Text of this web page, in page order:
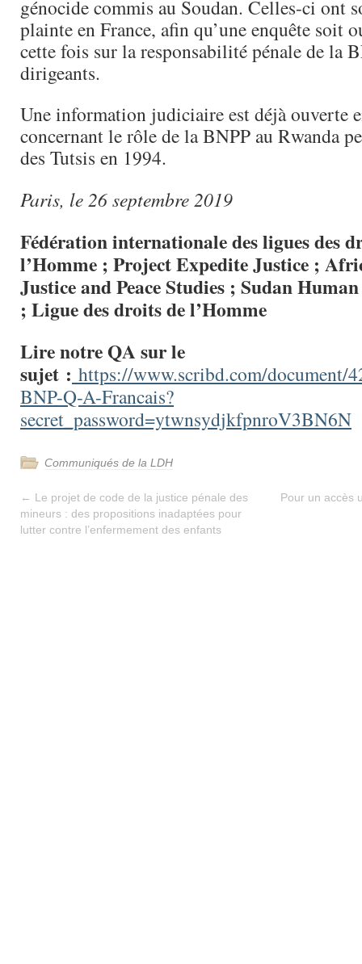
génocide commis au Soudan. Celles-ci ont
plainte en France, afin qu’une enquête soit
cette fois sur la responsabilité pénale de la
dirigeants.
Une information judiciaire est déjà ouverte
concernant le rôle de la BNPP au Rwanda
des Tutsis en 1994.
Paris, le 26 septembre 2019
Fédération internationale des ligues des
l’Homme ; Project Expedite Justice ;
Justice and Peace Studies ; Sudan
; Ligue des droits de l’Homme
Lire notre QA sur le
sujet : https://www.scribd.com/document/
BNP-Q-A-Francais?
secret_password=ytwnsydjkfpnroV3BN6N
Communiqués de la LDH
← Le projet de code de la justice pénale des
mineurs : des propositions inadaptées pour
lutter contre l’enfermement des enfants
Pour un accès